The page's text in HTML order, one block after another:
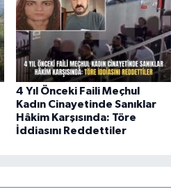
4 Yıl Önceki Faili Meçhul
Kadın Cinayetinde Sanıklar
Hâkim Karşısında: Töre
İddiasını Reddettiler